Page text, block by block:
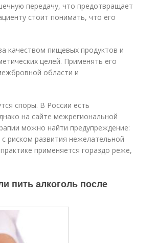
передачу, что предотвращает
стоит понимать, что его
качеством пищевых продуктов и
целей. Применять его
области и
споры. В России есть
на сайте межрегиональной
можно найти предупреждение:
риском развития нежелательной
применяется гораздо реже,
пить алкоголь после